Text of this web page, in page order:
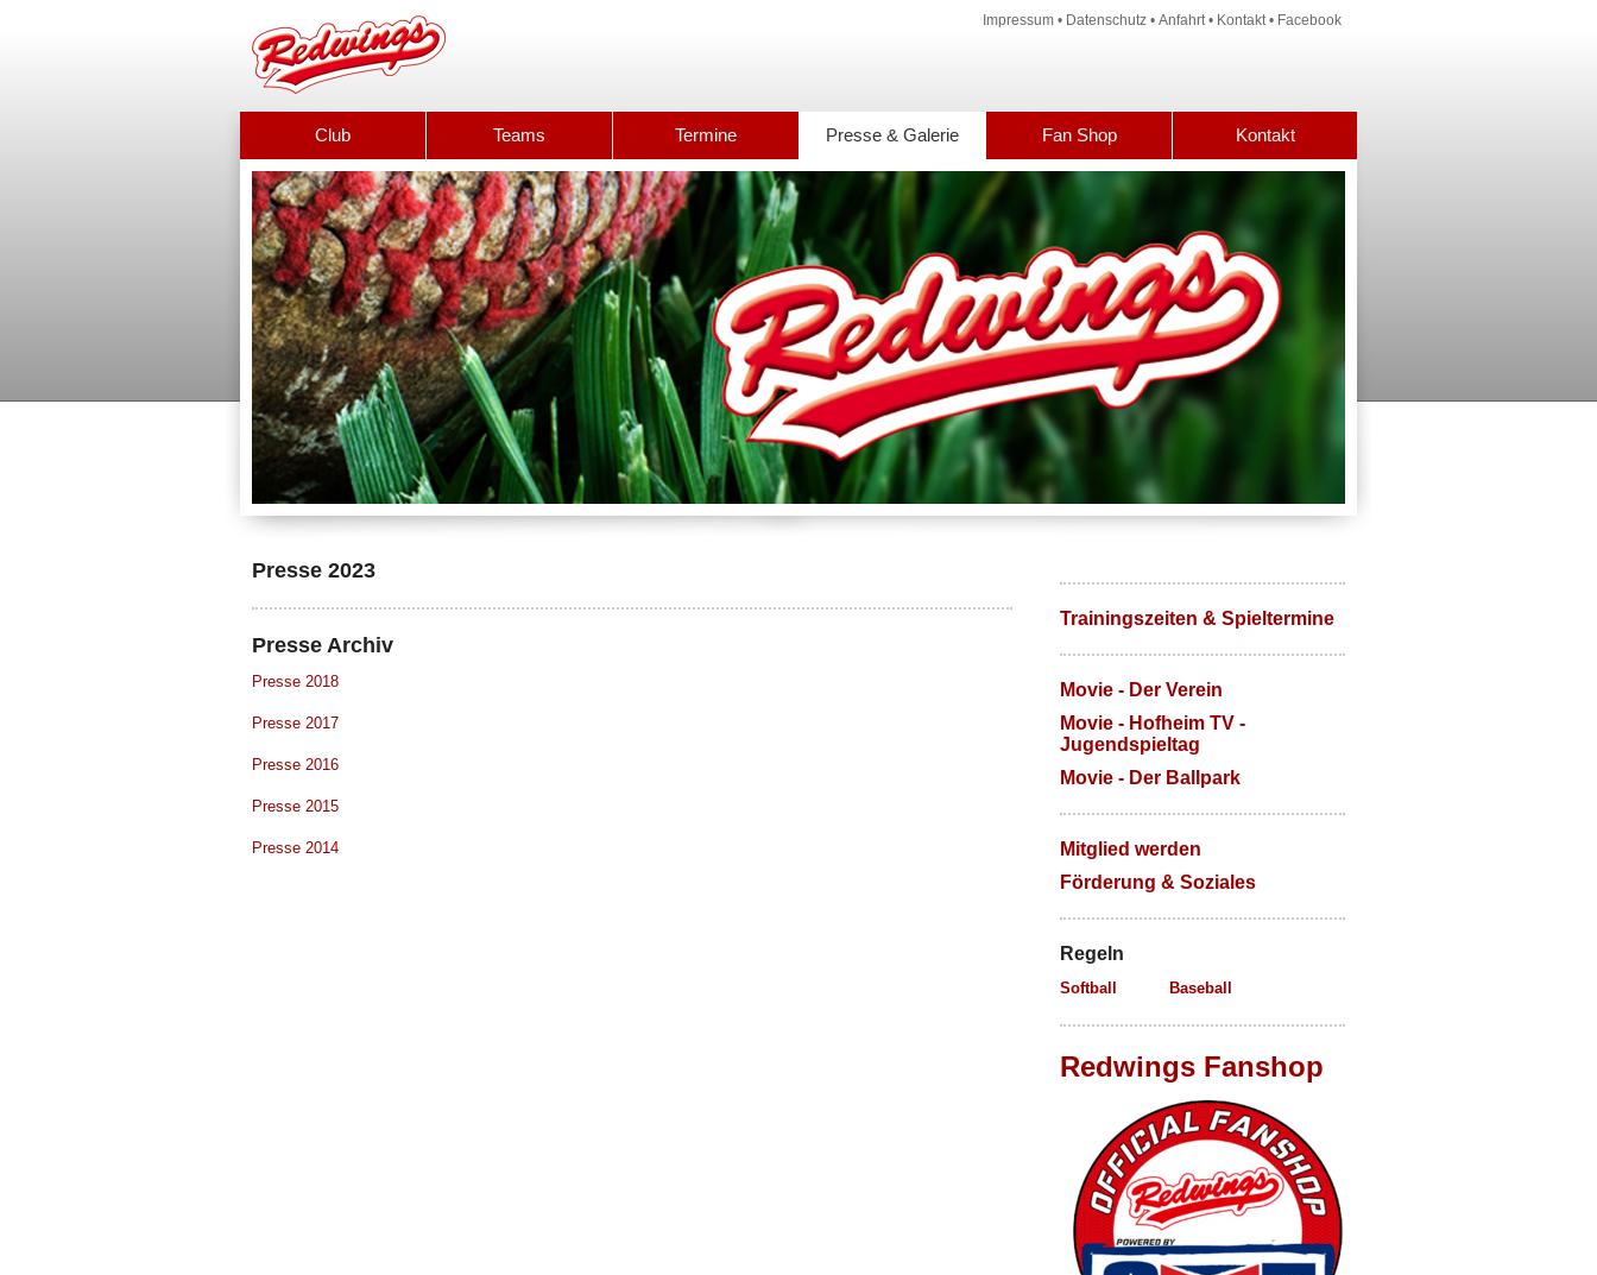
Impressum • Datenschutz • Anfahrt• Kontakt• Facebook
Club Teams Termine Presse & Galerie Fan Shop Kontakt
Presse 2023
Presse Archiv
Presse 2018
Presse 2017
Presse 2016
Presse 2015
Presse 2014
Trainingszeiten & Spieltermine
Movie - Der Verein
Movie - Hofheim TV -
Jugendspieltag
Movie - Der Ballpark
Mitglied werden
Förderung & Soziales
Regeln
Softball Baseball
Redwings Fanshop